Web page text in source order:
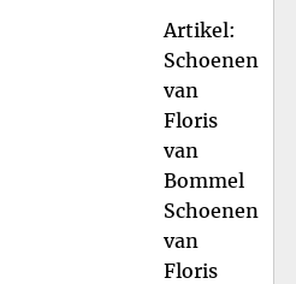
Artikel:
Schoenen
van
Floris
van
Bommel
Schoenen
van
Floris